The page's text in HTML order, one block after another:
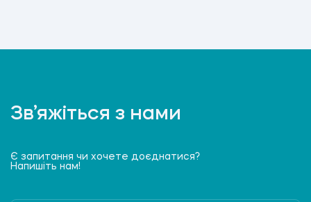
Зв’яжіться з нами
Є запитання чи хочете доєднатися?
Напишіть нам!